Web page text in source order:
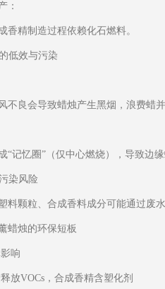
：
香精制造过程依赖化石燃料。
低效与污染
不良会导致蜡烛产生黑烟，浪费蜡并
“记忆圈”（仅中心燃烧），导致边缘
染风险
料颗粒、合成香料成分可能通过废
蜡烛的环保短板
响
放VOCs，合成香精含塑化剂